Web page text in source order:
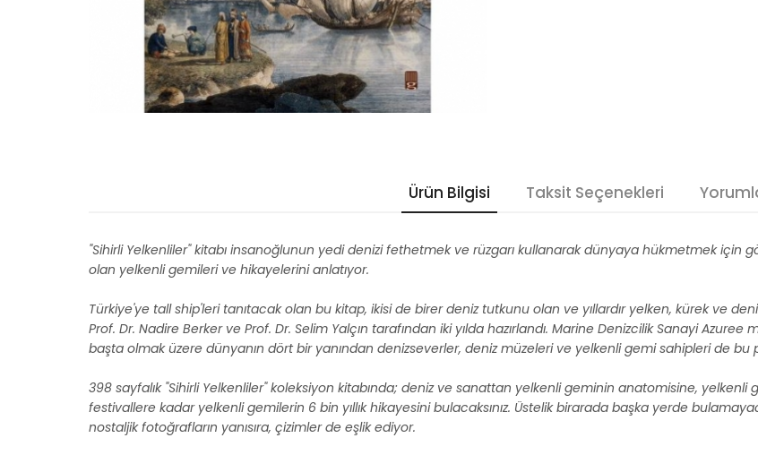
Ürün Bilgisi Taksit Seçenekleri
"Sihirli Yelkenliler"kitabı insanoğlunun yedi denizi fethetmek ve rüzgarı kullanarak dünyaya hükmetmek için
olan yelkenli gemileri ve hikayelerini anlatıyor.
Türkiye'ye tall ship'leri tanıtacak olan bu kitap, ikisi de birer deniz tutkunu olan ve yıllardır yelken, kürek ve
Prof. Dr. Nadire Berker ve Prof. Dr. Selim Yalçın tarafından iki yılda hazırlandı. Marine Denizcilik Sanayi Azuree
başta olmak üzere dünyanın dört bir yanından denizseverler, deniz müzeleri ve yelkenli gemi sahipleri de bu
398 sayfalık "Sihirli Yelkenliler" koleksiyon kitabında; deniz ve sanattan yelkenli geminin anatomisine, yelkenli
festivallere kadar yelkenli gemilerin 6 bin yıllık hikayesini bulacaksınız. Üstelik birarada başka yerde
nostaljik fotoğrafların yanısıra, çizimler de eşlik ediyor.